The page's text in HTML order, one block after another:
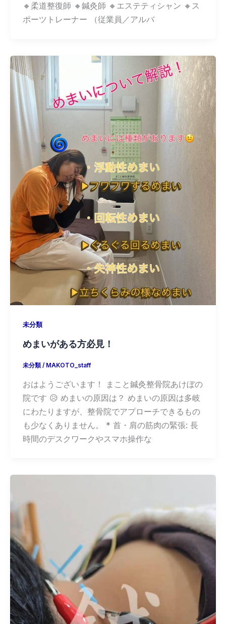
🔸柔道整復師 🔸鍼灸師 🔸エステティシャン 🔸ス
ポーツトレーナー （従業員／アルバ
未分類
めまいがある方必見！
未分類/ MAKOTO_staff
おはようございます！ まこと鍼灸整骨院あけぼの
院です 😥 めまいの原因は？ めまいの原因は多岐
にわたりますが、整骨院でアプローチできるもの
も少なくありません。 * 首・肩の筋肉の緊張: 長
時間のデスクワークやスマホ操作な